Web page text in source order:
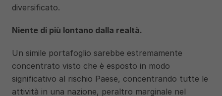
diversificato.
Niente di più lontano dalla realtà.
Un simile portafoglio sarebbe estremamente
concentrato visto che è esposto in modo
significativo al rischio Paese, concentrando tutte le
attività in una nazione, peraltro marginale nel